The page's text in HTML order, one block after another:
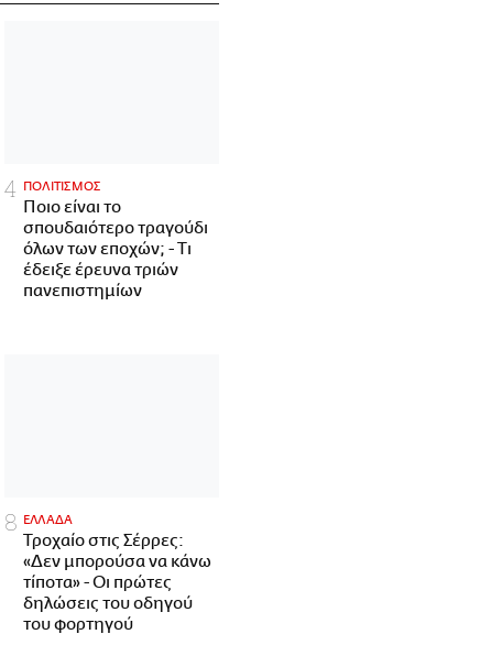
ΠΟΛΙΤΙΣΜΟΣ
Ποιο είναι το
σπουδαιότερο τραγούδι
όλων των εποχών; - Τι
έδειξε έρευνα τριών
πανεπιστημίων
ΕΛΛΑΔΑ
Τροχαίο στις Σέρρες:
«Δεν μπορούσα να κάνω
τίποτα» - Οι πρώτες
δηλώσεις του οδηγού
του φορτηγού